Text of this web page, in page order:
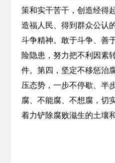
策和实干苦干，创造经得
造福人民、得到群众公认
斗争精神。敢于斗争、善
险隐患，努力把不利因素
件。第四，坚定不移惩治
压态势，一步不停歇、半
腐、不能腐、不想腐，切
着力铲除腐败滋生的土壤